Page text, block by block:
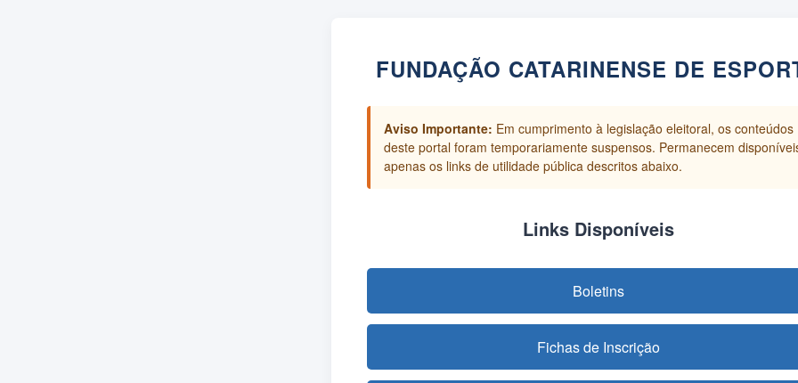
FUNDAÇÃO CATARINENSE DE
Aviso Importante: Em cumprimento à legislação eleitoral, os conteúdos
deste portal foram temporariamente suspensos. Permanecem
apenas os links de utilidade pública descritos abaixo.
Links Disponíveis
Boletins
Fichas de Inscrição